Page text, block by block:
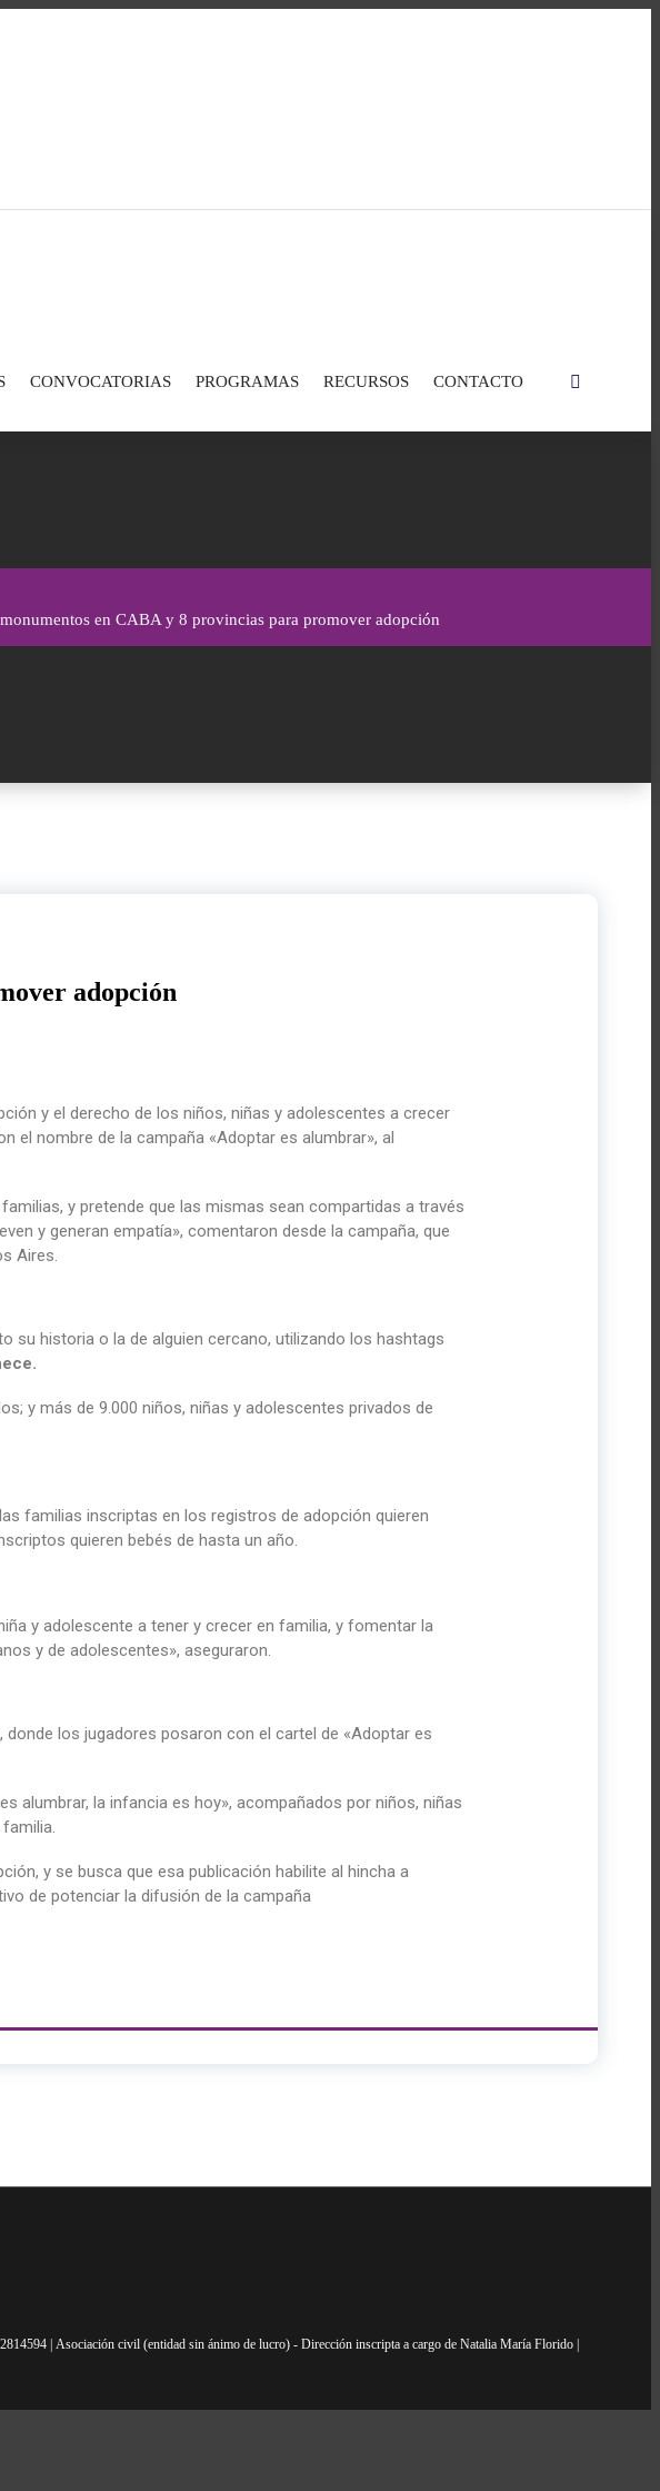
CONVOCATORIAS PROGRAMAS RECURSOS CONTACTO
en CABA y 8 provincias para promover adopción
adopción
y el derecho de los niños, niñas y adolescentes a crecer
el nombre de la campaña «Adoptar es alumbrar», al
y pretende que las mismas sean compartidas a través
y generan empatía», comentaron desde la campaña, que
Aires.
su historia o la de alguien cercano, utilizando los hashtags
y más de 9.000 niños, niñas y adolescentes privados de
familias inscriptas en los registros de adopción quieren
quieren bebés de hasta un año.
y adolescente a tener y crecer en familia, y fomentar la
y de adolescentes», aseguraron.
los jugadores posaron con el cartel de «Adoptar es
alumbrar, la infancia es hoy», acompañados por niños, niñas
y se busca que esa publicación habilite al hincha a
de potenciar la difusión de la campaña
| Asociación civil (entidad sin ánimo de lucro) - Dirección inscripta a cargo de Natalia María Florido |